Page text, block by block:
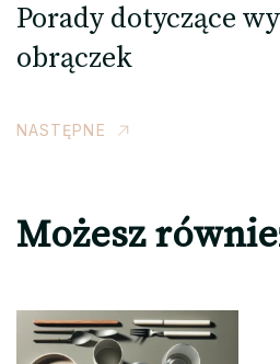
Porady dotyczące
obrączek
NASTĘPNE
Możesz